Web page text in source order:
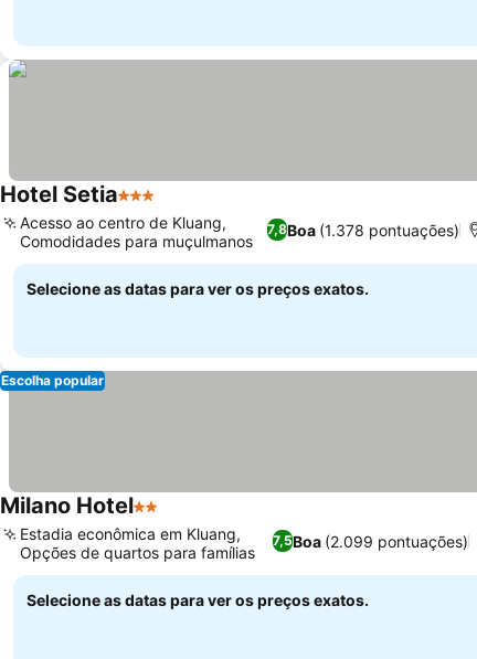
Hotel Setia3 Estrelas
7,8Boa (1.378 pontuações)
Acesso ao centro de Kluang,
Comodidades para muçulmanos
Selecione as datas para ver os preços exatos.
Escolha popular
Milano Hotel2 Estrelas
7,5Boa (2.099 pontuações)
Estadia econômica em Kluang,
Opções de quartos para famílias
Selecione as datas para ver os preços exatos.